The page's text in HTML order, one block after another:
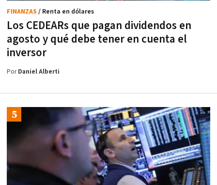
Los CEDEARs que pagan dividendos en
agosto y qué debe tener en cuenta el
inversor
FINANZAS / Renta en dólares
PorDaniel Alberti